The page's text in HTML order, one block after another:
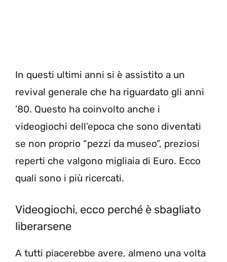
In questi ultimi anni si è assistito a un
revival generale che ha riguardato gli anni
’80. Questo ha coinvolto anche i
videogiochi dell’epoca che sono diventati
se non proprio “pezzi da museo”, preziosi
reperti che valgono migliaia di Euro. Ecco
quali sono i più ricercati.
Videogiochi, ecco perché è sbagliato
liberarsene
A tutti piacerebbe avere, almeno una volta